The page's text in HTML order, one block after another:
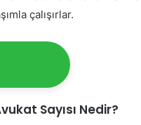
çalışırlar.
Sayısı Nedir?